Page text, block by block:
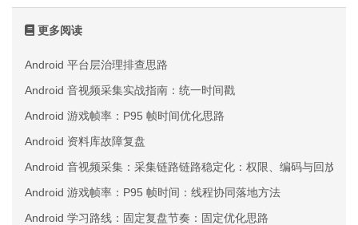
更多阅读
Android 平台层治理排查思路
Android 音视频采集实战指南：统一时间戳
Android 游戏帧率：P95 帧时间优化思路
Android 资料库故障复盘
Android 音视频采集：采集链路链路稳定化：权限、编码与回放三
Android 游戏帧率：P95 帧时间：线程协同落地方法
Android 学习路线：固定复盘节奏：固定优化思路